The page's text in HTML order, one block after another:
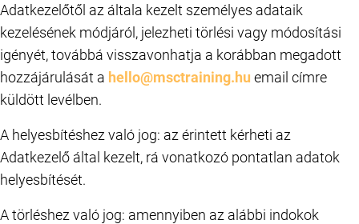
Adatkezelőtől az általa kezelt személyes adataik
kezelésének módjáról, jelezheti törlési vagy módosítási
igényét, továbbá visszavonhatja a korábban megadott
hozzájárulását a hello@msctraining.hu email címre
küldött levélben.
A helyesbítéshez való jog: az érintett kérheti az
Adatkezelő által kezelt, rá vonatkozó pontatlan adatok
helyesbítését.
A törléshez való jog: amennyiben az alábbi indokok